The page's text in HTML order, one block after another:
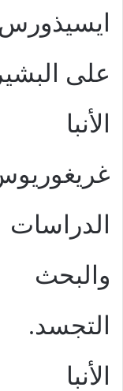
على
الأنبا
التجسد.
الأنبا